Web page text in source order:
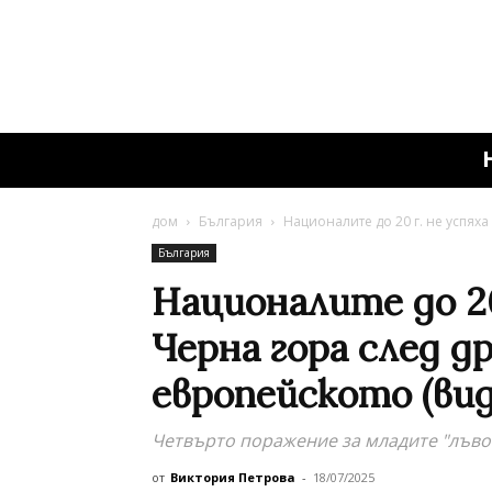
дом България Националите до 20 г. не
България
Националите до
Черна гора след
европейското
Четвърто поражение за младите
от Виктория Петрова - 18/07/2025